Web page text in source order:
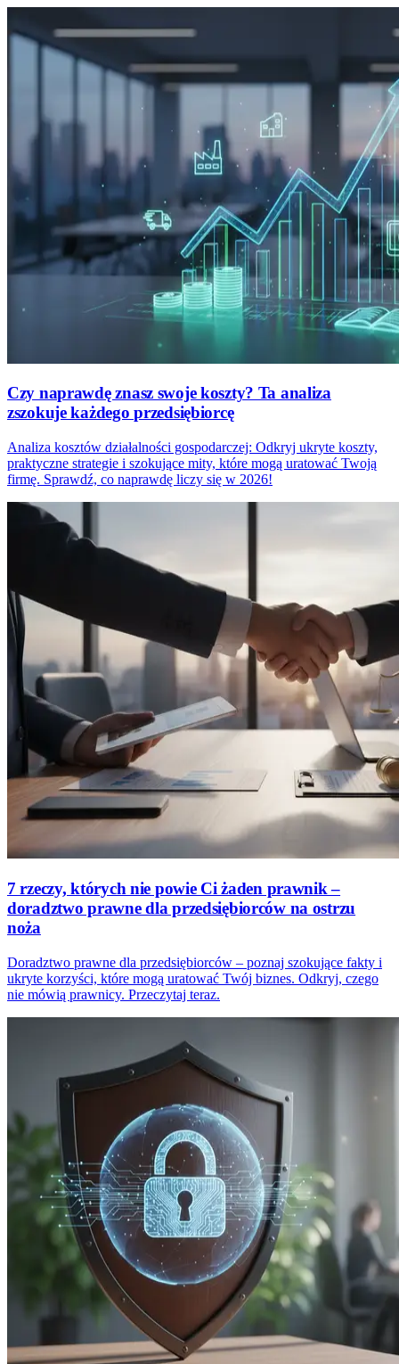
Czy naprawdę znasz swoje koszty? Ta analiza
zszokuje każdego przedsiębiorcę
Analiza kosztów działalności gospodarczej: Odkryj ukryte koszty,
praktyczne strategie i szokujące mity, które mogą uratować Twoją
firmę. Sprawdź, co naprawdę liczy się w 2026!
7 rzeczy, których nie powie Ci żaden prawnik –
doradztwo prawne dla przedsiębiorców na ostrzu
noża
Doradztwo prawne dla przedsiębiorców – poznaj szokujące fakty i
ukryte korzyści, które mogą uratować Twój biznes. Odkryj, czego
nie mówią prawnicy. Przeczytaj teraz.